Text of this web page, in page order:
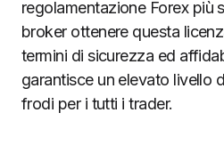
regolamentazione Forex più
broker ottenere questa
termini di sicurezza ed
garantisce un elevato livello
frodi per i tutti i trader.